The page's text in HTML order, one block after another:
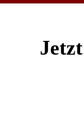
Jetzt